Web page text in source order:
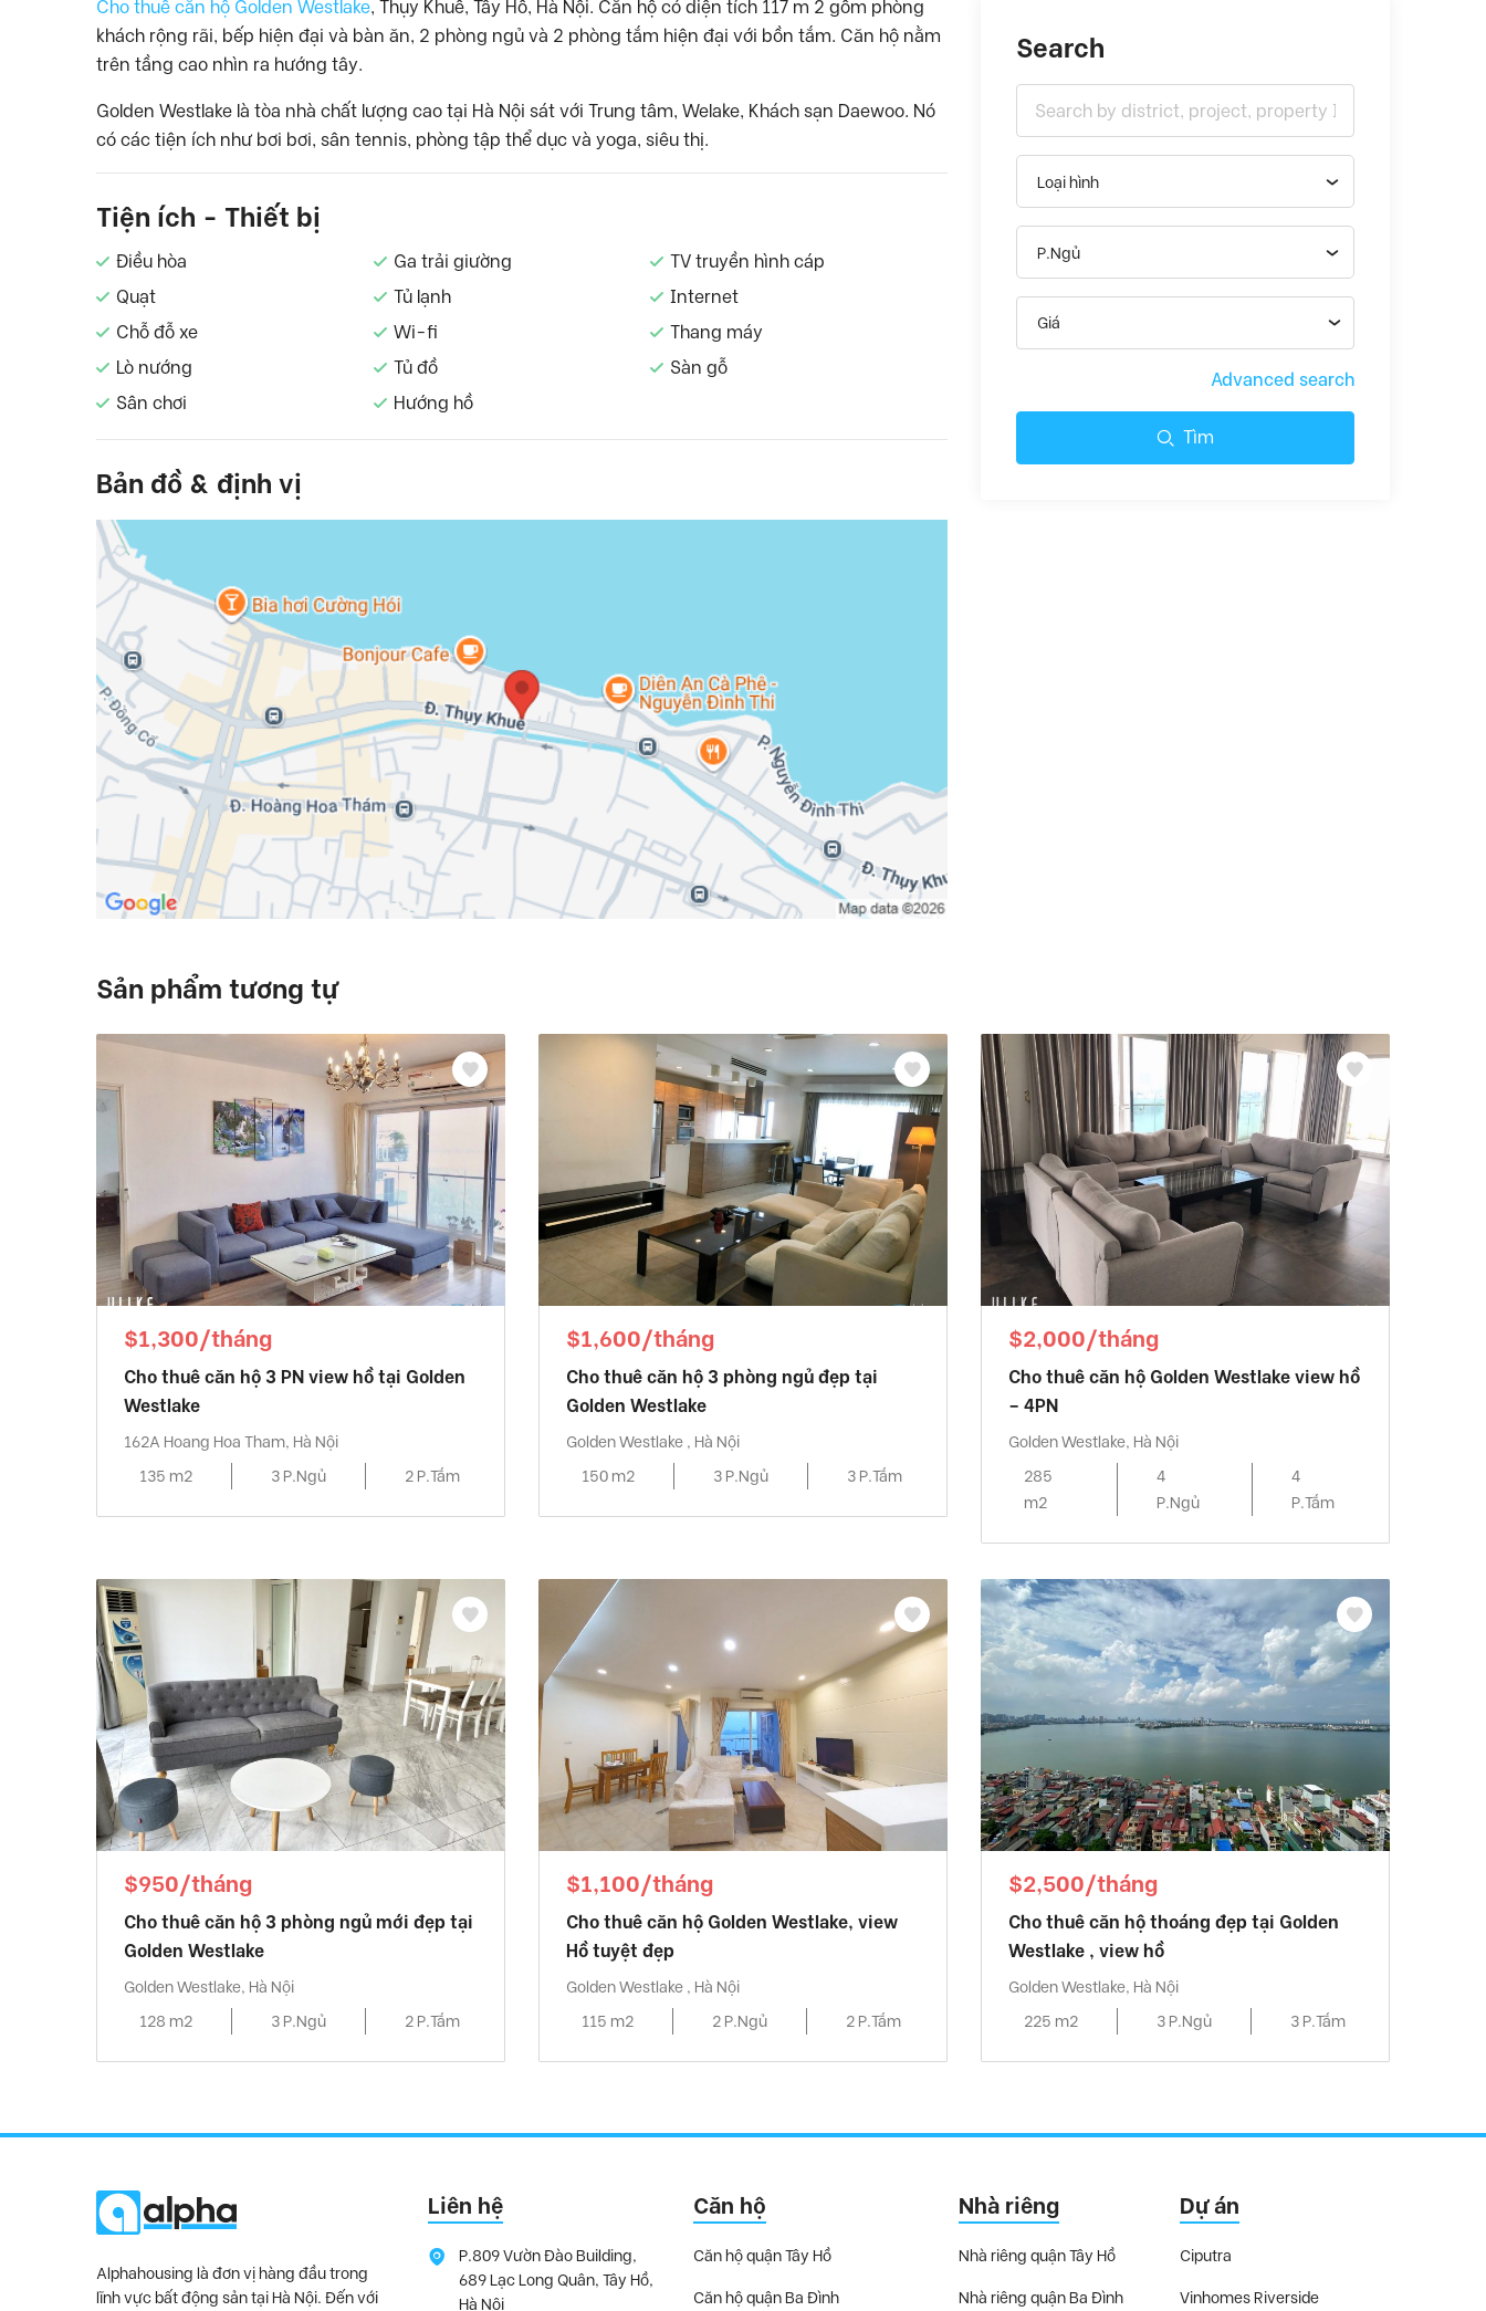
Cho thuê căn hộ Golden Westlake, Thụy Khuê, Tây Hồ, Hà Nội. Căn hộ có diện tích 117 m 2 gồm phòng
khách rộng rãi, bếp hiện đại và bàn ăn, 2 phòng ngủ và 2 phòng tắm hiện đại với bồn tắm. Căn hộ nằm
trên tầng cao nhìn ra hướng tây.
Golden Westlake là tòa nhà chất lượng cao tại Hà Nội sát với Trung tâm, Welake, Khách sạn Daewoo. Nó
có các tiện ích như bơi bơi, sân tennis, phòng tập thể dục và yoga, siêu thị.
Tiện ích - Thiết bị
Điều hòa Ga trải giường
TV truyền hình cáp
Quạt
Tủ lạnh
Internet
Chỗ đỗ xe
Wi-fi
Thang máy
Lò nướng
Tủ đồ
Sàn gỗ
Sân chơi
Hướng hồ
Bản đồ & định vị
Search
Loại hình
P.Ngủ
Giá
Advanced search
Tìm
Sản phẩm tương tự
$1,300/tháng
Cho thuê căn hộ 3 PN view hồ tại Golden
Westlake
162A Hoang Hoa Tham, Hà Nội
135 m2
3 P.Ngủ 2 P.Tắm
$1,600/tháng
Cho thuê căn hộ 3 phòng ngủ đẹp tại
Golden Westlake
Golden Westlake , Hà Nội
150 m2
3 P.Ngủ 3 P.Tắm
$2,000/tháng
Cho thuê căn hộ Golden Westlake view hồ
– 4PN
Golden Westlake, Hà Nội
285
m2
4
P.Ngủ
4
P.Tắm
$950/tháng
Cho thuê căn hộ 3 phòng ngủ mới đẹp tại
Golden Westlake
Golden Westlake, Hà Nội
128 m2
3 P.Ngủ 2 P.Tắm
$1,100/tháng
Cho thuê căn hộ Golden Westlake, view
Hồ tuyệt đẹp
Golden Westlake , Hà Nội
115 m2
2 P.Ngủ 2 P.Tắm
$2,500/tháng
Cho thuê căn hộ thoáng đẹp tại Golden
Westlake , view hồ
Golden Westlake, Hà Nội
225 m2
3 P.Ngủ 3 P.Tắm
Alphahousing là đơn vị hàng đầu trong
lĩnh vực bất động sản tại Hà Nội. Đến với
Liên hệ
P.809 Vườn Đào Building,
689 Lạc Long Quân, Tây Hồ,
Hà Nội
Căn hộ
Căn hộ quận Tây Hồ
Căn hộ quận Ba Đình
Nhà riêng
Nhà riêng quận Tây Hồ
Nhà riêng quận Ba Đình
Dự án
Ciputra
Vinhomes Riverside